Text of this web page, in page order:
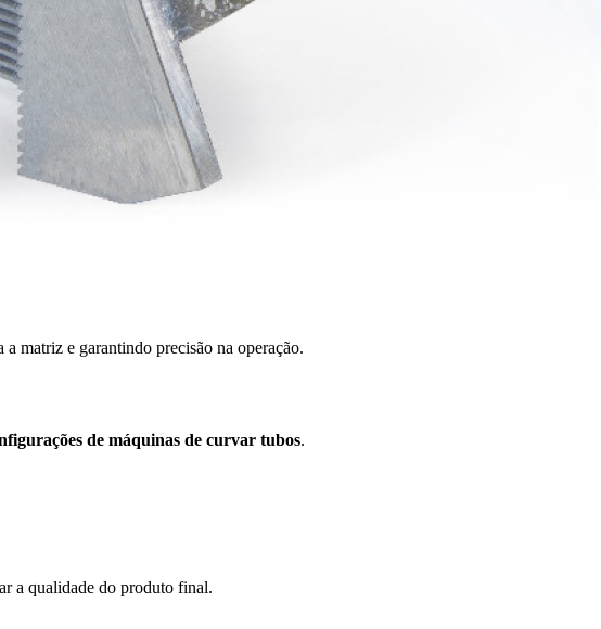
matriz e garantindo precisão na operação.
de máquinas de curvar tubos.
a qualidade do produto final.